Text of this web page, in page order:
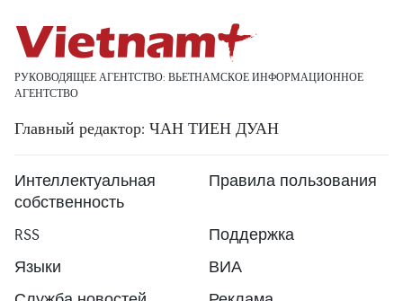
РУКОВОДЯЩЕЕ АГЕНТСТВО: ВЬЕТНАМСКОЕ ИНФОРМАЦИОННОЕ
АГЕНТСТВО
Главный редактор: ЧАН ТИЕН ДУАН
Интеллектуальная
собственность
Правила пользования
RSS
Поддержка
Языки
ВИА